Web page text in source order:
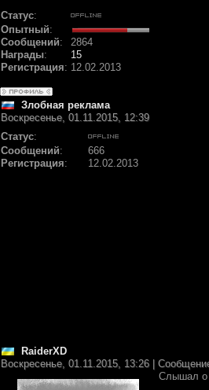
Статус:
Опытный:
Сообщений:
2864
Награды:
15
Регистрация: 12.02.2013
Злобная реклама
Воскресенье, 01.11.2015, 12:39
Статус:
Сообщений:
666
Регистрация: 12.02.2013
RaiderXD
Воскресенье, 01.11.2015, 13:26 |
Слышал о